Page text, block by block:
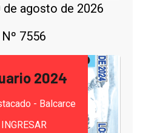
de agosto de 2026
Nº 7556
2024
- Balcarce
INGRESAR